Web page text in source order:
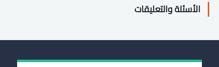
الأسئلة والتعليقات